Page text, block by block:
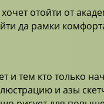
хочет отойти от
да рамки
и тем кто только
и азы